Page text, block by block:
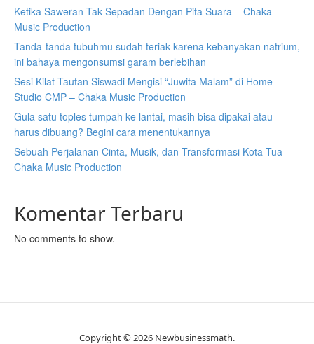
Ketika Saweran Tak Sepadan Dengan Pita Suara – Chaka
Music Production
Tanda-tanda tubuhmu sudah teriak karena kebanyakan natrium,
ini bahaya mengonsumsi garam berlebihan
Sesi Kilat Taufan Siswadi Mengisi “Juwita Malam” di Home
Studio CMP – Chaka Music Production
Gula satu toples tumpah ke lantai, masih bisa dipakai atau
harus dibuang? Begini cara menentukannya
Sebuah Perjalanan Cinta, Musik, dan Transformasi Kota Tua –
Chaka Music Production
Komentar Terbaru
No comments to show.
Copyright © 2026 Newbusinessmath.